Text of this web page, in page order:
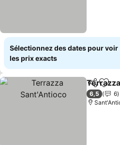
Sélectionnez des dates pour voir
les prix exacts
Partager
6,5
6